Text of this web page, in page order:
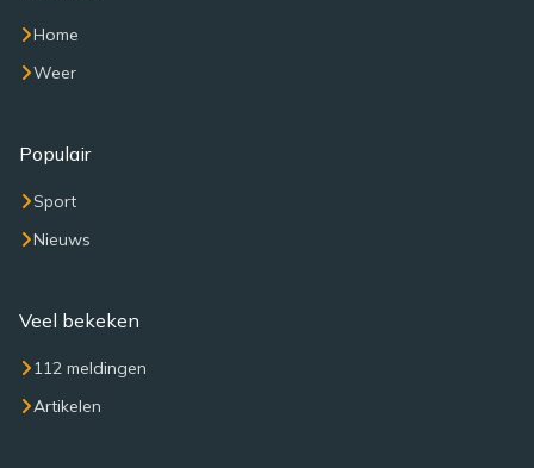
Home
Weer
Populair
Sport
Nieuws
Veel bekeken
112 meldingen
Artikelen